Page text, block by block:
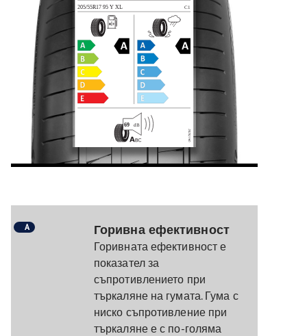
A Горивна ефективност
Горивната ефективност е
показател за
съпротивлението при
търкаляне на гумата. Гума с
ниско съпротивление при
търкаляне е с по-голяма